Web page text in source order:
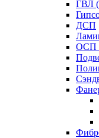
ГВЛ
ДСП
ОСП